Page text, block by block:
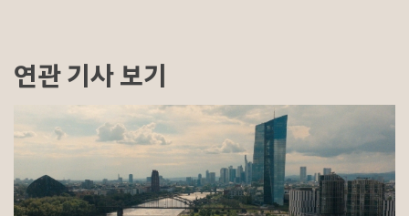
연관 기사 보기